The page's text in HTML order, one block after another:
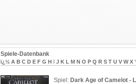
Spiele-Datenbank
ï¿½ A B C D E F G H I J K L M N O P Q R S T U V W X
Spiel: Dark Age of Camelot -